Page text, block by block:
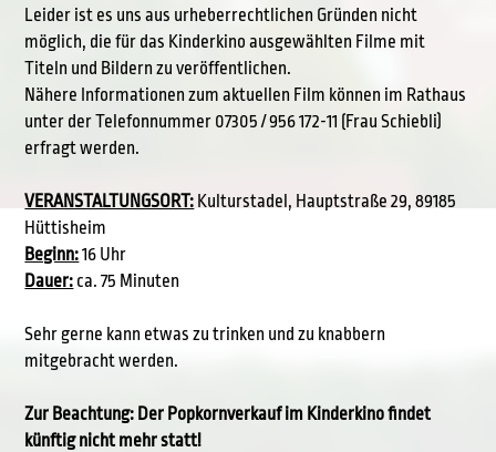
Leider ist es uns aus urheberrechtlichen Gründen nicht
möglich, die für das Kinderkino ausgewählten Filme mit
Titeln und Bildern zu veröffentlichen.
Nähere Informationen zum aktuellen Film können im Rathaus
unter der Telefonnummer 07305 / 956 172-11 (Frau Schiebli)
erfragt werden.
VERANSTALTUNGSORT: Kulturstadel, Hauptstraße 29, 89185
Hüttisheim
Beginn:16 Uhr
Dauer: ca. 75 Minuten
Sehr gerne kann etwas zu trinken und zu knabbern
mitgebracht werden.
Zur Beachtung: Der Popkornverkauf im Kinderkino findet
künftig nicht mehr statt!